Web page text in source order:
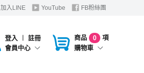
加入LINE YouTube FB粉絲團
登入 ︱
註冊
會員中心
商品 0
項
購物車